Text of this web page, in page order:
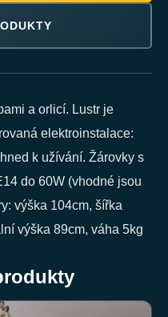
a orlicí. Lustr je
elektroinstalace:
k užívání. Žárovky s
do 60W (vhodné jsou
výška 104cm, šířka
výška 89cm, váha 5kg